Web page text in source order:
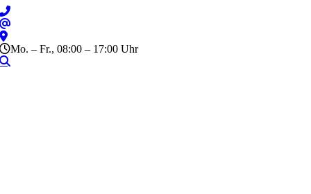
Zum
Inhalt
springen
Mo. – Fr., 08:00 – 17:00 Uhr